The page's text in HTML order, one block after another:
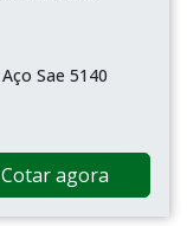
Aço Sae 5140
Cotar agora